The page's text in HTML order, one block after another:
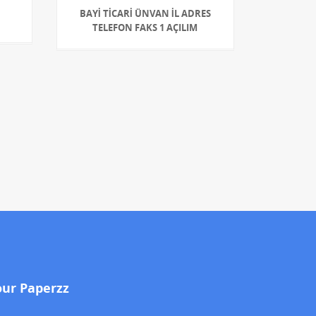
BAYİ TİCARİ ÜNVAN İL ADRES
TELEFON FAKS 1 AÇILIM
Paperzz